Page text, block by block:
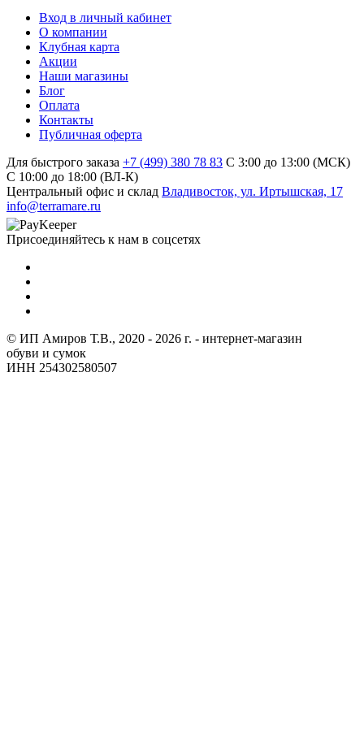
Вход в личный кабинет
О компании
Клубная карта
Акции
Наши магазины
Блог
Оплата
Контакты
Публичная оферта
Для быстрого заказа +7 (499) 380 78 83 С 3:00 до 13:00 (МСК)
C 10:00 до 18:00 (ВЛ-К)
Центральный офис и склад Владивосток, ул. Иртышская, 17
info@terramare.ru
Присоединяйтесь к нам в соцсетях
© ИП Амиров Т.В., 2020 - 2026 г. - интернет-магазин
обуви и сумок
ИНН 254302580507